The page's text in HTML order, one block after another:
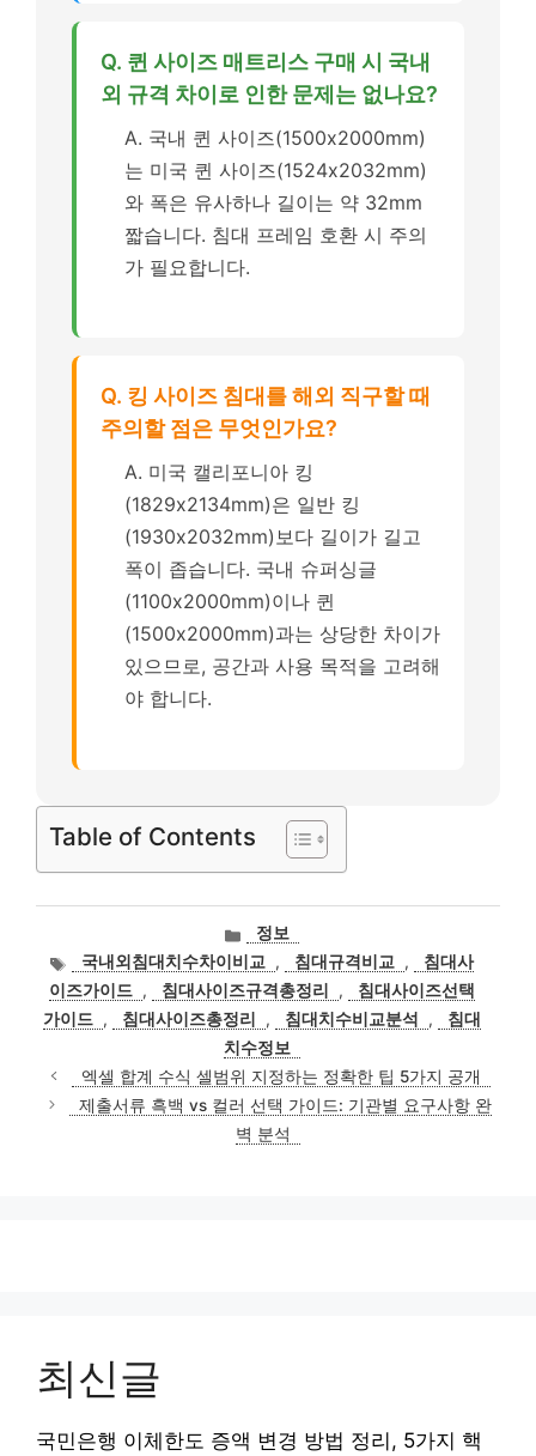
Q. 퀸 사이즈 매트리스 구매 시 국내
외 규격 차이로 인한 문제는 없나요?
A. 국내 퀸 사이즈(1500x2000mm)
는 미국 퀸 사이즈(1524x2032mm)
와 폭은 유사하나 길이는 약 32mm
짧습니다. 침대 프레임 호환 시 주의
가 필요합니다.
Q. 킹 사이즈 침대를 해외 직구할 때
주의할 점은 무엇인가요?
A. 미국 캘리포니아 킹
(1829x2134mm)은 일반 킹
(1930x2032mm)보다 길이가 길고
폭이 좁습니다. 국내 슈퍼싱글
(1100x2000mm)이나 퀸
(1500x2000mm)과는 상당한 차이가
있으므로, 공간과 사용 목적을 고려해
야 합니다.
Table of Contents
카
테
고
리
정보
태
그
국내외침대치수차이비교 , 침대규격비교 ,
침대사
이즈가이드 , 침대사이즈규격총정리 ,
침대사이즈선택
가이드 , 침대사이즈총정리 , 침대치수비교분석 ,
침대
치수정보
엑셀 합계 수식 셀범위 지정하는 정확한 팁 5가지 공개
제출서류 흑백 vs 컬러 선택 가이드: 기관별 요구사항 완
벽 분석
최신글
국민은행 이체한도 증액 변경 방법 정리, 5가지 핵